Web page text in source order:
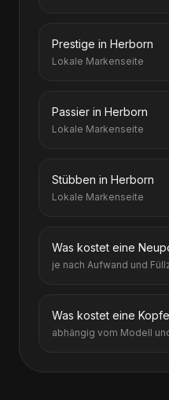
Prestige in Herborn
Lokale Markenseite
Passier in Herborn
Lokale Markenseite
Stübben in Herborn
Lokale Markenseite
Was kostet eine
je nach Aufwand und
Was kostet eine
abhängig vom Modell